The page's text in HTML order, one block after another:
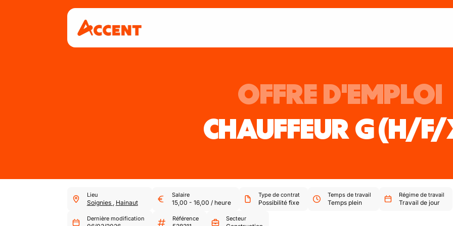
OFFRE D'EMPLOI
CHAUFFEUR G(H/
Lieu
Soignies , Hainaut
Salaire
15,00 - 16,00 / heure
Type de contrat
Possibilité fixe
Temps de travail
Temps plein
Régime de travail
Travail de jour
Dernière modification Référence Secteur